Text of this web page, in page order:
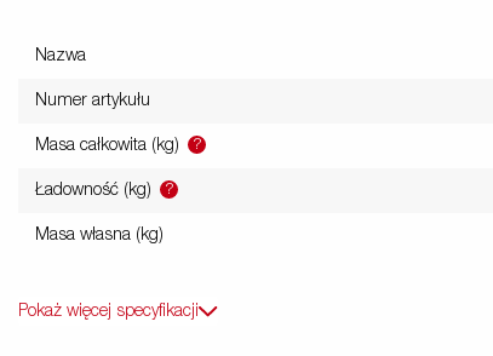
Nazwa
Numer artykułu
Masa całkowita (kg) ?
Ładowność (kg) ?
Masa własna (kg)
Pokaż więcej specyfikacji